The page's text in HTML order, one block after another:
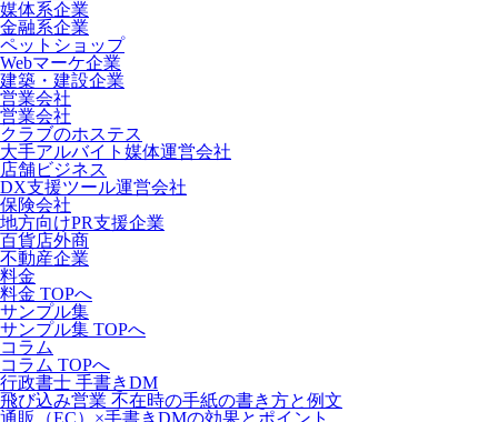
媒体系企業
金融系企業
ペットショップ
Webマーケ企業
建築・建設企業
営業会社
営業会社
クラブのホステス
大手アルバイト媒体運営会社
店舗ビジネス
DX支援ツール運営会社
保険会社
地方向けPR支援企業
百貨店外商
不動産企業
料金
料金 TOPへ
サンプル集
サンプル集 TOPへ
コラム
コラム TOPへ
行政書士 手書きDM
飛び込み営業 不在時の手紙の書き方と例文